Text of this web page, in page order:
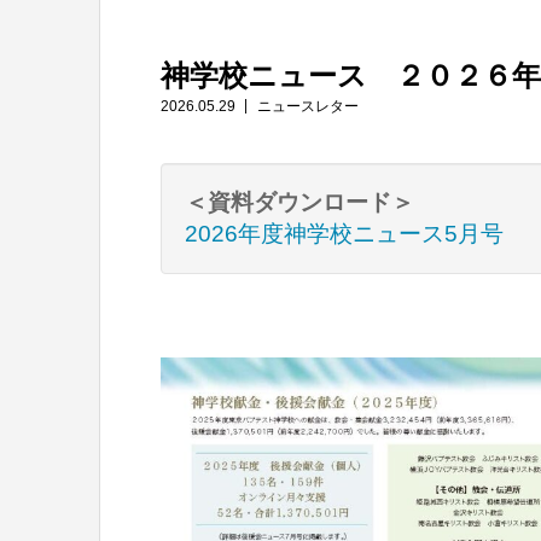
神学校ニュース ２０２６
2026.05.29 ニュースレター
＜資料ダウンロード＞
2026年度神学校ニュース5月号